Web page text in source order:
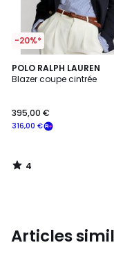
-20%*
POLO RALPH LAUREN
Blazer coupe cintrée
316,00 €
395,00 €
4
/
4
/
Articles